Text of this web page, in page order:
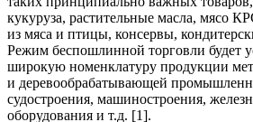
кукуруза, растительные масла, мясо
из мяса и птицы, консервы,
Режим беспошлинной торговли будет
широкую номенклатуру продукции
и деревообрабатывающей
судостроения, машиностроения,
оборудования и т.д. [1].